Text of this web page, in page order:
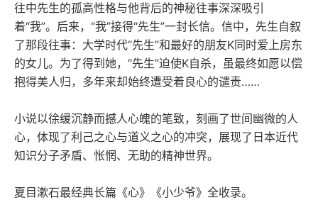
往中先生的孤高性格与他背后的神秘往事深深吸引
着“我”。后来，“我”接得“先生”一封长信。信中，先生自叙
了那段往事：大学时代“先生”和最好的朋友K同时爱上房东
的女儿。为了得到她，“先生”迫使K自杀，虽最终如愿以偿
抱得美人归，多年来却始终遭受着良心的谴责……
小说以徐缓沉静而撼人心魄的笔致，刻画了世间幽微的人
心，体现了利己之心与道义之心的冲突，展现了日本近代
知识分子矛盾、怅惘、无助的精神世界。
夏目漱石最经典长篇《心》《小少爷》全收录。